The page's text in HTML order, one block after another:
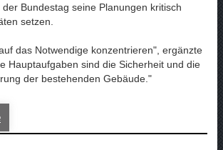
Bundestag seine Planungen kritisch
setzen.
das Notwendige konzentrieren", ergänzte
Hauptaufgaben sind die Sicherheit und die
der bestehenden Gebäude."